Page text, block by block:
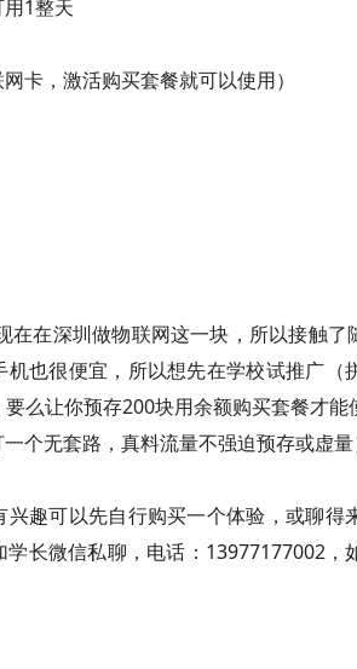
1整天
卡，激活购买套餐就可以使用）
在深圳做物联网这一块，所以接触了
也很便宜，所以想先在学校试推广（
么让你预存200块用余额购买套餐才
个无套路，真料流量不强迫预存或虚量
趣可以先自行购买一个体验，或聊得
长微信私聊，电话：13977177002，